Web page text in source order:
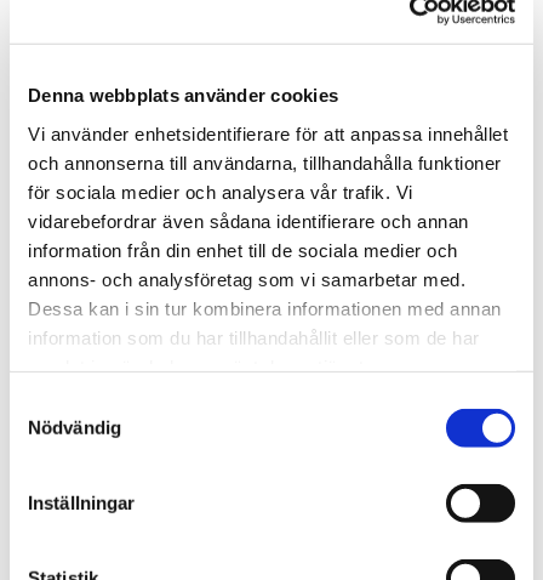
Denna webbplats använder cookies
Vi använder enhetsidentifierare för att anpassa innehållet
och annonserna till användarna, tillhandahålla funktioner
för sociala medier och analysera vår trafik. Vi
vidarebefordrar även sådana identifierare och annan
information från din enhet till de sociala medier och
annons- och analysföretag som vi samarbetar med.
Dessa kan i sin tur kombinera informationen med annan
information som du har tillhandahållit eller som de har
Nödvändig
Inställningar
fuktighetsbevarande medel (sorbitol),
surhetsreglerande medel (äppelsyra),
aromämnen och färgämnen (E120)
Näringsvärde /100g
Energi 1409kJ/334kcal, Fett 0g
(varav mättat fett 0g), Kolhydrater 79,7g
Tipsa
Upptäck mer
Majas Lyktor
Alla hjärtans dag